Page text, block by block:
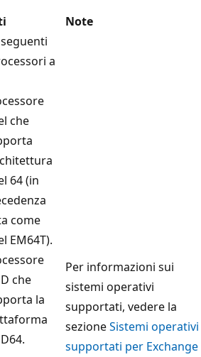
Note
a
che
64 (in
come
EM64T).
che
la
Per informazioni sui
sistemi operativi
supportati, vedere la
sezioneSistemi operativi
supportati per Exchange